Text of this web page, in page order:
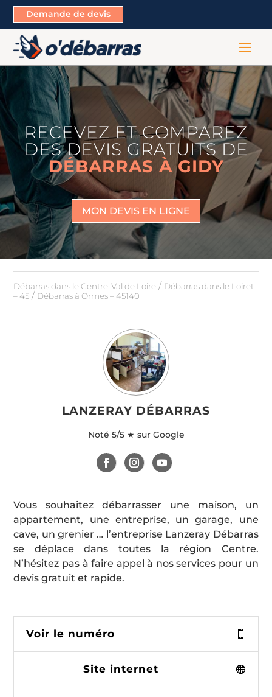
Demande de devis
RECEVEZ ET COMPAREZ
DES DEVIS GRATUITS DE
DÉBARRAS À GIDY
MON DEVIS EN LIGNE
Débarras dans le Centre-Val de Loire / Débarras dans le Loiret
– 45 / Débarras à Ormes – 45140
LANZERAY DÉBARRAS
Noté 5/5 ★ sur Google
Vous souhaitez débarrasser une maison, un
appartement, une entreprise, un garage, une
cave, un grenier … l’entreprise Lanzeray Débarras
se déplace dans toutes la région Centre.
N’hésitez pas à faire appel à nos services pour un
devis gratuit et rapide.
Voir le numéro
Site internet